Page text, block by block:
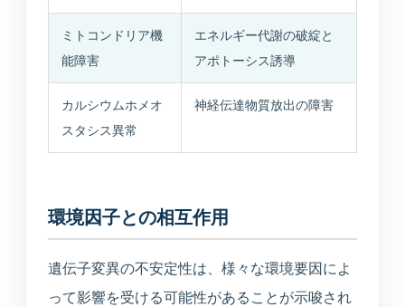
ミトコンドリア機
能障害
エネルギー代謝の破綻と
アポトーシス誘導
カルシウムホメオ
スタシス異常
神経伝達物質放出の障害
環境因子との相互作用
遺伝子変異の不安定性は、様々な環境要因によ
って影響を受ける可能性があることが示唆され